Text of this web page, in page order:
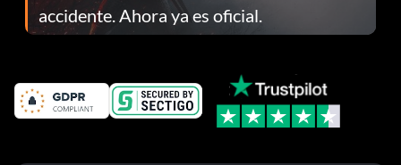
accidente. Ahora ya es oficial.